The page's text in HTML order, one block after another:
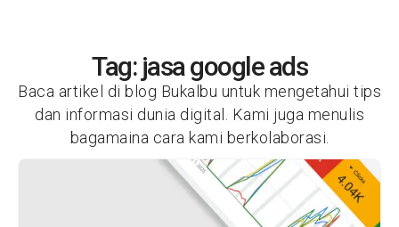
Tag: jasa google ads
Baca artikel di blog Bukalbu untuk mengetahui tips
dan informasi dunia digital. Kami juga menulis
bagamaina cara kami berkolaborasi.